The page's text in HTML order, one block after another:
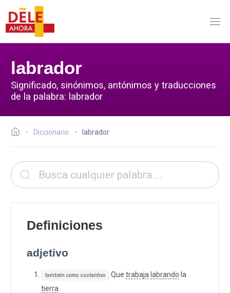
labrador
Significado, sinónimos, antónimos y traducciones
de la palabra: labrador
Diccionario labrador
Definiciones
adjetivo
también como sustantivo Que trabaja labrando la
tierra